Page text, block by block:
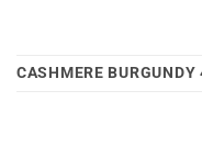
CASHMERE BURGUNDY